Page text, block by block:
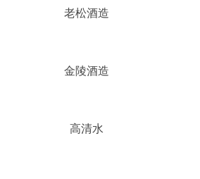
老松酒造
金陵酒造
高清水